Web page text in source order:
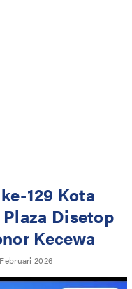
129 Kota
Disetop
Kecewa
2026